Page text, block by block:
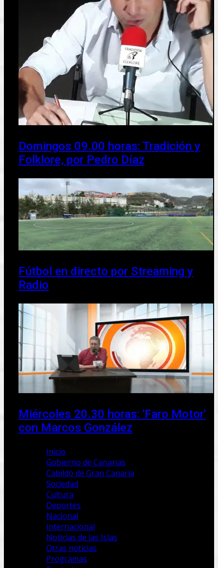
Domingos 09.00 horas: Tradición y
Folklore, por Pedro Díaz
Fútbol en directo por Streaming y
Radio
Miércoles 20.30 horas: 'Faro Motor'
con Marcos González
Inicio
Gobierno de Canarias
Cabildo de Gran Canaria
Sociedad
Cultura
Deportes
Nacional
Internacional
Noticias de las Islas
Otras noticias
Programas